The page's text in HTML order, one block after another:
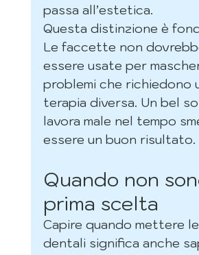
passa all’estetica.
Questa distinzione è
Le faccette non
essere usate per
problemi che richiedono
terapia diversa. Un bel
lavora male nel tempo
essere un buon risultato.
Quando non
prima scelta
Capire quando mettere
dentali significa anche